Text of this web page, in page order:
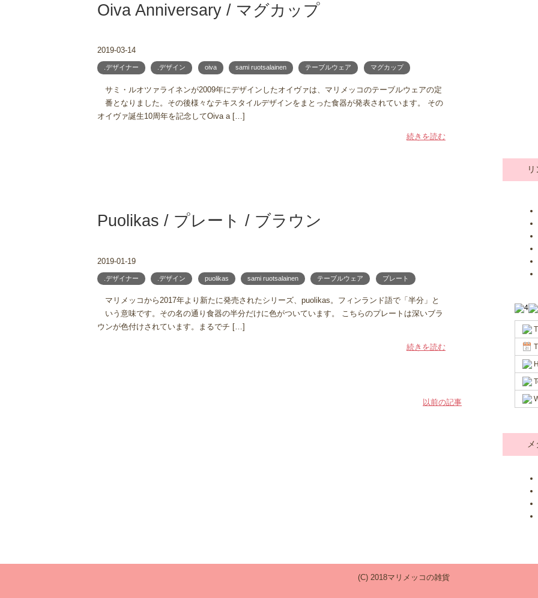
Oiva Anniversary / マグカップ
2019-03-14
.デザイナー .デザイン oiva sami ruotsalainen テーブルウェア マグカップ
サミ・ルオツァライネンが2009年にデザインしたオイヴァは、マリメッコのテーブルウェアの定
番となりました。その後様々なテキスタイルデザインをまとった食器が発表されています。 その
オイヴァ誕生10周年を記念してOiva a […]
続きを読む
Puolikas / プレート / ブラウン
2019-01-19
.デザイナー .デザイン puolikas sami ruotsalainen テーブルウェア プレート
マリメッコから2017年より新たに発売されたシリーズ、puolikas。フィンランド語で「半分」と
いう意味です。その名の通り食器の半分だけに色がついています。 こちらのプレートは深いブラ
ウンが色付けされています。まるでチ […]
続きを読む
以前の記事
リ
メ
(C) 2018マリメッコの雑貨